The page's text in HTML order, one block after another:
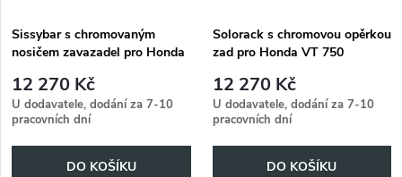
Sissybar s chromovaným
nosičem zavazadel pro Honda
12 270 Kč
U dodavatele, dodání za 7-10
pracovních dní
DO KOŠÍKU
Solorack s chromovou opěrkou
zad pro Honda VT 750
12 270 Kč
U dodavatele, dodání za 7-10
pracovních dní
DO KOŠÍKU